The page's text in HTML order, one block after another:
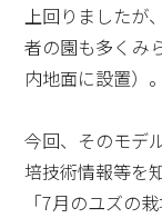
上回りましたが
者の園も多くみ
内地面に設置）。
今回、そのモデ
培技術情報等を
「7月のユズの